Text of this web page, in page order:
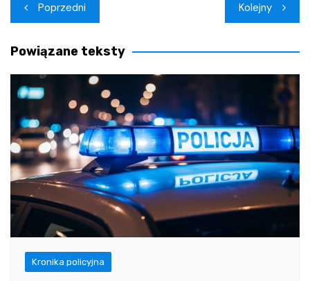
wpisu
Poprzedni Kolejny
Powiązane teksty
Kronika policyjna